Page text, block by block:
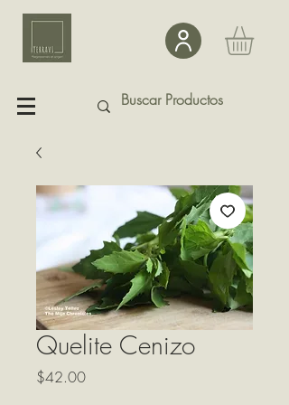
Quelite Cenizo
$42.00Precio